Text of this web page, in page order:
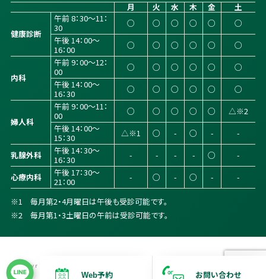
Web予約 お問い合わせ
月 火 水 木 金 土
健康診断
午前 8：30～11：
30
○ ○ ○ ○ ○
○
午後 14：00～
16：00
○ ○ ○ ○ ○ ○
内科
午前 9：00～12：
00
○ ○ ○ ○ ○
○
午後 14：00～
16：30
○ ○ ○ ○ ○ ○
婦人科
午前 9：00～11：
00
○ ○ ○ ○ ○
△※2
午後 14：00～
15：30
△※1 ○ - ○ -
-
乳腺外科
午後 14：30～
16：30
- - - - ○
-
心療内科
午後 17：30～
21：00
- ○ - ○ - -
※1 毎月第2・4月曜日は午後も受診可能です。
※2 毎月第1・3土曜日の午前は受診可能です。
Copyright © 2022 Shibuya Core Clinic All Rights Reserved.